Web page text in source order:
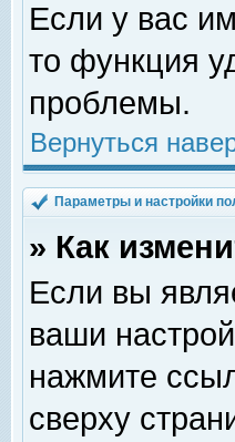
Если у вас
то функция
проблемы.
Вернуться
Параметры и настройки
» Как
Если вы
ваши
нажмите
сверху